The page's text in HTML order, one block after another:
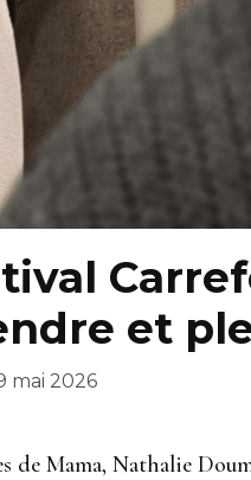
et
mai 2026
de Mama, Nathalie